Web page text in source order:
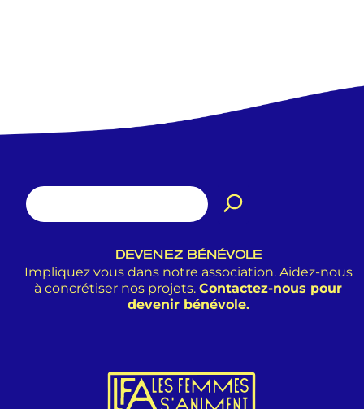
DEVENEZ BÉNÉVOLE
Impliquez vous dans notre association. Aidez-nous
à concrétiser nos projets. Contactez-nous pour
devenir bénévole.